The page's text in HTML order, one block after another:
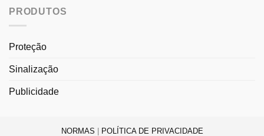
PRODUTOS
Proteção
Sinalização
Publicidade
NORMAS POLÍTICA DE PRIVACIDADE